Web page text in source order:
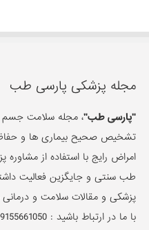
مجله پزشکی پارسی طب
"پارسی طب"، مجله سلامت جسم
تشخیص صحیح بیماری ها و حفاظت
امراض رایج با استفاده از مشاوره
طب سنتی و جایگزین فعالیت
پزشکی و مقالات سلامت و
با ما در ارتباط باشید :